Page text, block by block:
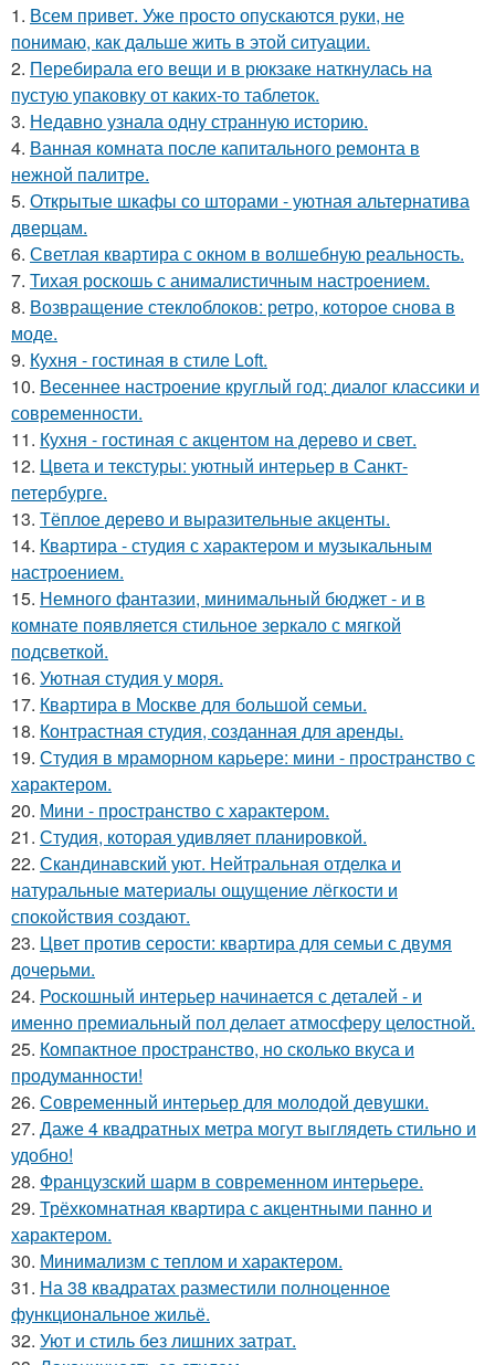
1. Всем привет. Уже просто опускаются руки, не
понимаю, как дальше жить в этой ситуации.
2. Перебирала его вещи и в рюкзаке наткнулась на
пустую упаковку от каких-то таблеток.
3. Недавно узнала одну странную историю.
4. Ванная комната после капитального ремонта в
нежной палитре.
5. Открытые шкафы со шторами - уютная альтернатива
дверцам.
6. Светлая квартира с окном в волшебную реальность.
7. Тихая роскошь с анималистичным настроением.
8. Возвращение стеклоблоков: ретро, которое снова в
моде.
9. Кухня - гостиная в стиле Loft.
10. Весеннее настроение круглый год: диалог классики и
современности.
11. Кухня - гостиная с акцентом на дерево и свет.
12. Цвета и текстуры: уютный интерьер в Санкт-
петербурге.
13. Тёплое дерево и выразительные акценты.
14. Квартира - студия с характером и музыкальным
настроением.
15. Немного фантазии, минимальный бюджет - и в
комнате появляется стильное зеркало с мягкой
подсветкой.
16. Уютная студия у моря.
17. Квартира в Москве для большой семьи.
18. Контрастная студия, созданная для аренды.
19. Студия в мраморном карьере: мини - пространство с
характером.
20. Мини - пространство с характером.
21. Студия, которая удивляет планировкой.
22. Скандинавский уют. Нейтральная отделка и
натуральные материалы ощущение лёгкости и
спокойствия создают.
23. Цвет против серости: квартира для семьи с двумя
дочерьми.
24. Роскошный интерьер начинается с деталей - и
именно премиальный пол делает атмосферу целостной.
25. Компактное пространство, но сколько вкуса и
продуманности!
26. Современный интерьер для молодой девушки.
27. Даже 4 квадратных метра могут выглядеть стильно и
удобно!
28. Французский шарм в современном интерьере.
29. Трёхкомнатная квартира с акцентными панно и
характером.
30. Минимализм с теплом и характером.
31. На 38 квадратах разместили полноценное
функциональное жильё.
32. Уют и стиль без лишних затрат.